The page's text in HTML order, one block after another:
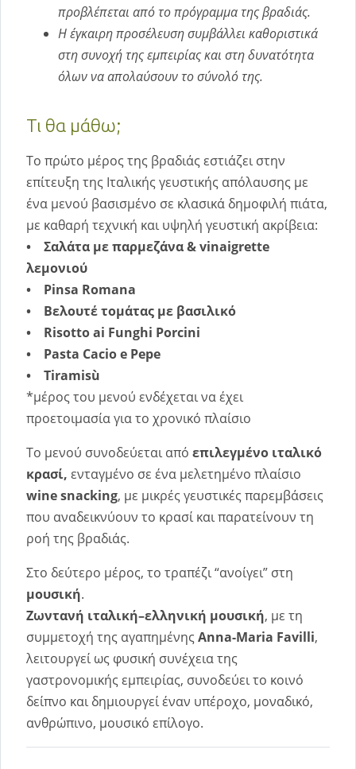
προβλέπεται από το πρόγραμμα της βραδιάς.
Η έγκαιρη προσέλευση συμβάλλει καθοριστικά
στη συνοχή της εμπειρίας και στη δυνατότητα
όλων να απολαύσουν το σύνολό της.
Τι θα μάθω;
Το πρώτο μέρος της βραδιάς εστιάζει στην
επίτευξη της Ιταλικής γευστικής απόλαυσης με
ένα μενού βασισμένο σε κλασικά δημοφιλή πιάτα,
με καθαρή τεχνική και υψηλή γευστική ακρίβεια:
• Σαλάτα με παρμεζάνα & vinaigrette
λεμονιού
• Pinsa Romana
• Βελουτέ τομάτας με βασιλικό
• Risotto ai Funghi Porcini
• Pasta Cacio e Pepe
• Tiramisù
*μέρος του μενού ενδέχεται να έχει
προετοιμασία για το χρονικό πλαίσιο
Το μενού συνοδεύεται από επιλεγμένο ιταλικό
κρασί, ενταγμένο σε ένα μελετημένο πλαίσιο
wine snacking, με μικρές γευστικές παρεμβάσεις
που αναδεικνύουν το κρασί και παρατείνουν τη
ροή της βραδιάς.
Στο δεύτερο μέρος, το τραπέζι “ανοίγει” στη
μουσική.
Ζωντανή ιταλική–ελληνική μουσική, με τη
συμμετοχή της αγαπημένης Anna-Maria Favilli,
λειτουργεί ως φυσική συνέχεια της
γαστρονομικής εμπειρίας, συνοδεύει το κοινό
δείπνο και δημιουργεί έναν υπέροχο, μοναδικό,
ανθρώπινο, μουσικό επίλογο.